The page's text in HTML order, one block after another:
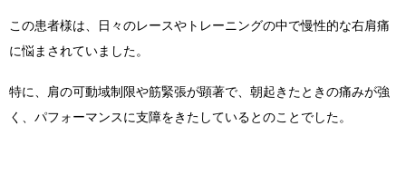
この患者様は、日々のレースやトレーニングの中で慢性的な右肩痛
に悩まされていました。
特に、肩の可動域制限や筋緊張が顕著で、朝起きたときの痛みが強
く、パフォーマンスに支障をきたしているとのことでした。